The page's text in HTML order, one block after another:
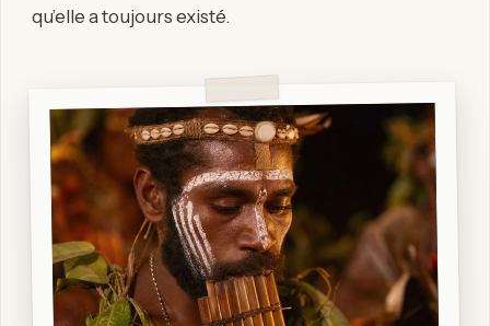
qu’elle a toujours existé.